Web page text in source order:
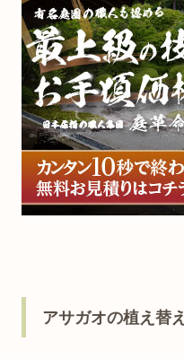
アサガオの植え替え